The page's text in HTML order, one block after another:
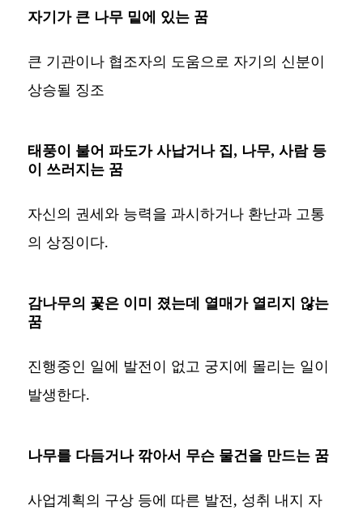
자기가 큰 나무 밑에 있는 꿈
큰 기관이나 협조자의 도움으로 자기의 신분이
상승될 징조
태풍이 불어 파도가 사납거나 집, 나무, 사람 등
이 쓰러지는 꿈
자신의 권세와 능력을 과시하거나 환난과 고통
의 상징이다.
감나무의 꽃은 이미 졌는데 열매가 열리지 않는
꿈
진행중인 일에 발전이 없고 궁지에 몰리는 일이
발생한다.
나무를 다듬거나 깎아서 무슨 물건을 만드는 꿈
사업계획의 구상 등에 따른 발전, 성취 내지 자